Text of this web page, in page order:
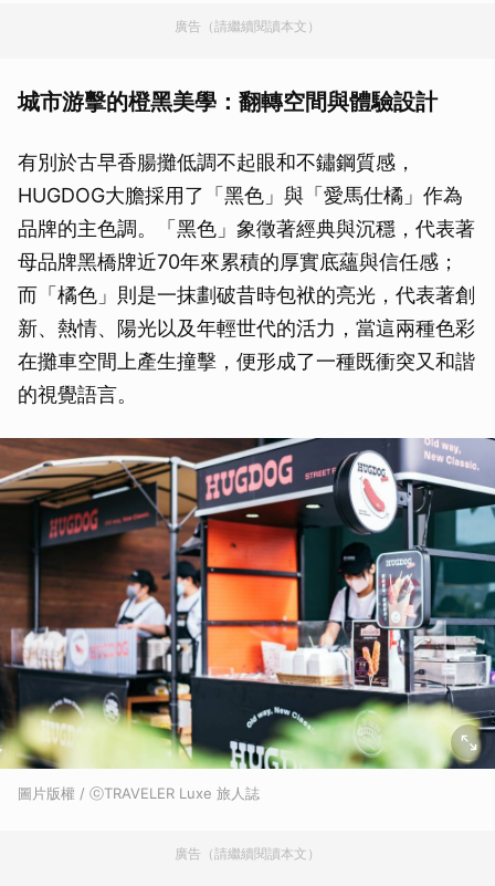
廣告（請繼續閱讀本文）
城市游擊的橙黑美學：翻轉空間與體驗設計
有別於古早香腸攤低調不起眼和不鏽鋼質感，
HUGDOG大膽採用了「黑色」與「愛馬仕橘」作為
品牌的主色調。「黑色」象徵著經典與沉穩，代表著
母品牌黑橋牌近70年來累積的厚實底蘊與信任感；
而「橘色」則是一抹劃破昔時包袱的亮光，代表著創
新、熱情、陽光以及年輕世代的活力，當這兩種色彩
在攤車空間上產生撞擊，便形成了一種既衝突又和諧
的視覺語言。
圖片版權 / ⓒTRAVELER Luxe 旅人誌
廣告（請繼續閱讀本文）